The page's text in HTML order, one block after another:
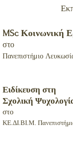
MSc Κοινωνική
στο
Πανεπιστήμιο
Ειδίκευση στη
Σχολική
στο
ΚΕ.ΔΙ.ΒΙ.Μ.